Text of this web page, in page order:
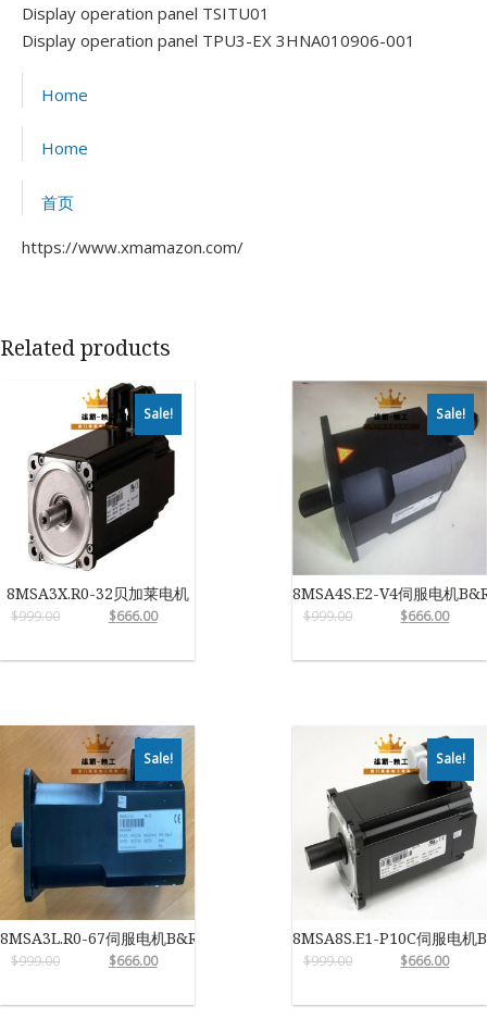
Display operation panel TSITU01
Display operation panel TPU3-EX 3HNA010906-001
Home
Home
首页
https://www.xmamazon.com/
Related products
Sale!
8MSA3X.R0-32贝加莱电机
$999.00 $666.00
Sale!
8MSA4S.E2-V4伺服电机
$999.00 $666.00
Sale!
8MSA3L.R0-67伺服电机B&R
$999.00 $666.00
Sale!
8MSA8S.E1-P10C伺服电机
$999.00 $666.00